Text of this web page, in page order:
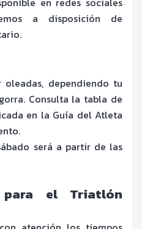
a disposición de
oleadas, dependiendo tu
Consulta la tabla de
en la Guía del Atleta
será a partir de las
el Triatlón